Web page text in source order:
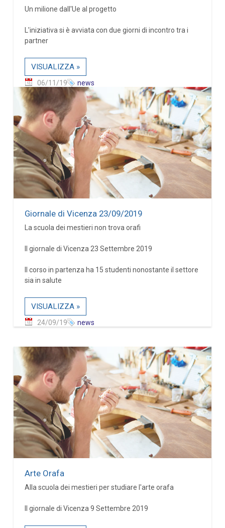
Un milione dall'Ue al progetto
L'iniziativa si è avviata con due giorni di incontro tra i
partner
VISUALIZZA »
06/11/19 news
Giornale di Vicenza 23/09/2019
La scuola dei mestieri non trova orafi
Il giornale di Vicenza 23 Settembre 2019
Il corso in partenza ha 15 studenti nonostante il settore
sia in salute
VISUALIZZA »
24/09/19 news
Arte Orafa
Alla scuola dei mestieri per studiare l'arte orafa
Il giornale di Vicenza 9 Settembre 2019